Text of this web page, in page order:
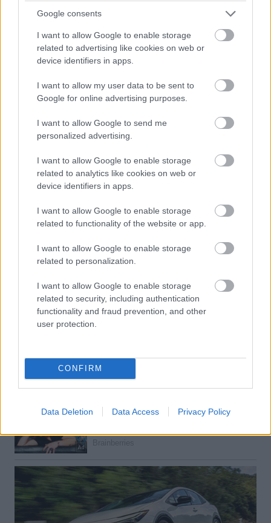
Google consents
I want to allow Google to enable storage
related to advertising like cookies on web or
device identifiers in apps.
I want to allow my user data to be sent to
Google for online advertising purposes.
I want to allow Google to send me
personalized advertising.
I want to allow Google to enable storage
related to analytics like cookies on web or
device identifiers in apps.
I want to allow Google to enable storage
related to functionality of the website or app.
I want to allow Google to enable storage
related to personalization.
I want to allow Google to enable storage
related to security, including authentication
functionality and fraud prevention, and other
user protection.
CONFIRM
Data Deletion Data Access Privacy Policy